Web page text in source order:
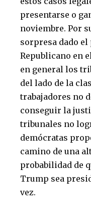
presentarse o
noviembre. Por
sorpresa dado
Republicano en
en general los
del lado de la
trabajadores no
conseguir la
tribunales no
demócratas
camino de una
probabilidad de
Trump sea
vez.